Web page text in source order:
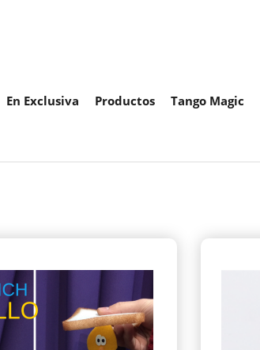
En Exclusiva Productos Tango Magic